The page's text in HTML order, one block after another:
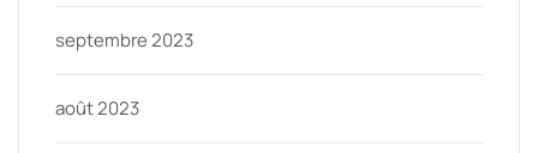
septembre 2023
août 2023